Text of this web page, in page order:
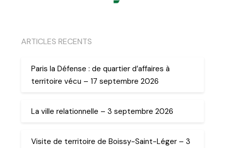
ARTICLES RECENTS
Paris la Défense : de quartier d’affaires à
territoire vécu – 17 septembre 2026
La ville relationnelle – 3 septembre 2026
Visite de territoire de Boissy-Saint-Léger – 3